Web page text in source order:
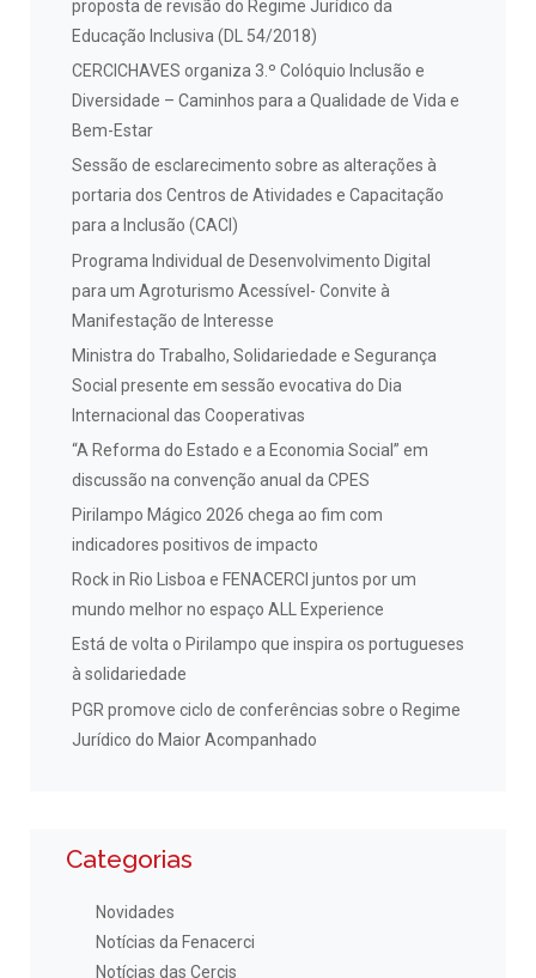
proposta de revisão do Regime Jurídico da
Educação Inclusiva (DL 54/2018)
CERCICHAVES organiza 3.º Colóquio Inclusão e
Diversidade – Caminhos para a Qualidade de Vida e
Bem-Estar
Sessão de esclarecimento sobre as alterações à
portaria dos Centros de Atividades e Capacitação
para a Inclusão (CACI)
Programa Individual de Desenvolvimento Digital
para um Agroturismo Acessível- Convite à
Manifestação de Interesse
Ministra do Trabalho, Solidariedade e Segurança
Social presente em sessão evocativa do Dia
Internacional das Cooperativas
“A Reforma do Estado e a Economia Social” em
discussão na convenção anual da CPES
Pirilampo Mágico 2026 chega ao fim com
indicadores positivos de impacto
Rock in Rio Lisboa e FENACERCI juntos por um
mundo melhor no espaço ALL Experience
Está de volta o Pirilampo que inspira os portugueses
à solidariedade
PGR promove ciclo de conferências sobre o Regime
Jurídico do Maior Acompanhado
Categorias
Novidades
Notícias da Fenacerci
Notícias das Cercis